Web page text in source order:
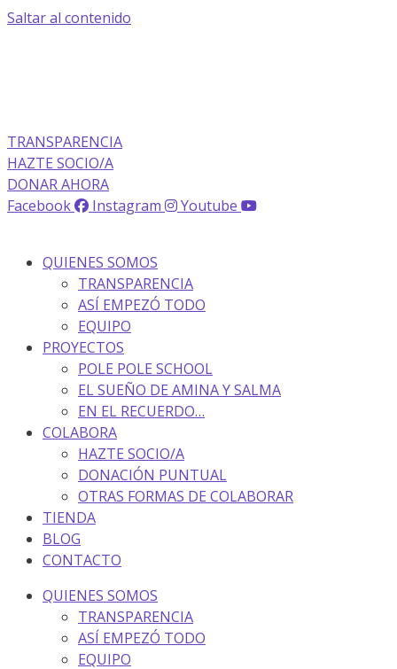
Saltar al contenido
TRANSPARENCIA
HAZTE SOCIO/A
DONAR AHORA
Facebook
Instagram Youtube
QUIENES SOMOS
TRANSPARENCIA
ASÍ EMPEZÓ TODO
EQUIPO
PROYECTOS
POLE POLE SCHOOL
EL SUEÑO DE AMINA Y SALMA
EN EL RECUERDO…
COLABORA
HAZTE SOCIO/A
DONACIÓN PUNTUAL
OTRAS FORMAS DE COLABORAR
TIENDA
BLOG
CONTACTO
QUIENES SOMOS
TRANSPARENCIA
ASÍ EMPEZÓ TODO
EQUIPO